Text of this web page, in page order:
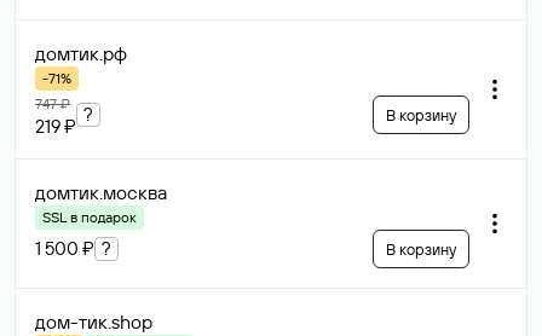
домтик.рф
-71%
747 ₽
219 ₽
? В корзину
домтик.москва
SSL в подарок
1 500 ₽ ? В корзину
дом-тик.shop